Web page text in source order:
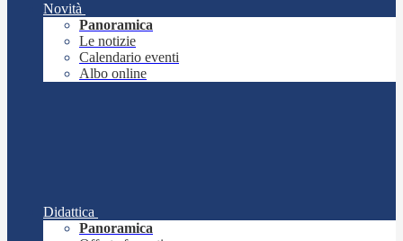
Novità
Panoramica
Le notizie
Calendario eventi
Albo online
Didattica
Panoramica